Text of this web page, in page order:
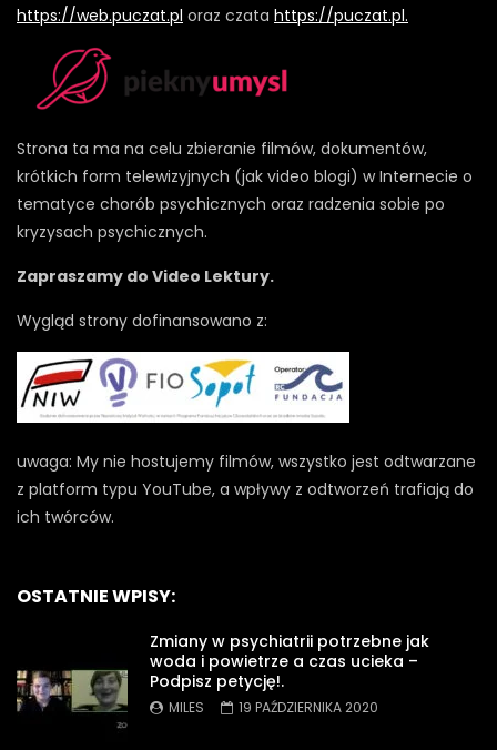
https://web.puczat.pl oraz czata https://puczat.pl.
Strona ta ma na celu zbieranie filmów, dokumentów,
krótkich form telewizyjnych (jak video blogi) w Internecie o
tematyce chorób psychicznych oraz radzenia sobie po
kryzysach psychicznych.
Zapraszamy do Video Lektury.
Wygląd strony dofinansowano z:
uwaga: My nie hostujemy filmów, wszystko jest odtwarzane
z platform typu YouTube, a wpływy z odtworzeń trafiają do
ich twórców.
OSTATNIE WPISY:
Zmiany w psychiatrii potrzebne jak
woda i powietrze a czas ucieka –
Podpisz petycję!.
MILES 19 PAŹDZIERNIKA 2020